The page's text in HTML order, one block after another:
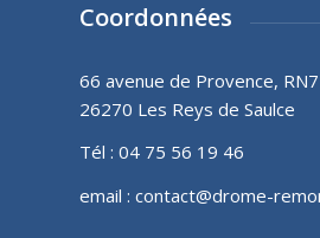
Coordonnées
66 avenue de Provence, RN7
26270 Les Reys de Saulce
Tél : 04 75 56 19 46
email : contact@drome-